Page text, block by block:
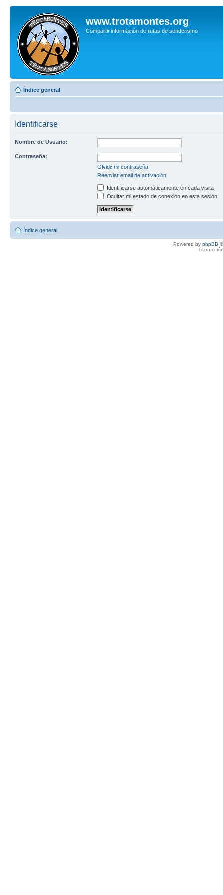
www.trotamontes.org
Compartir información de rutas de senderismo
Índice general
Identificarse
Nombre de Usuario:
Contraseña:
Olvidé mi contraseña
Reenviar email de activación
Identificarse automáticamente en cada visita
Ocultar mi estado de conexión en esta sesión
Índice general
Powered by phpBB